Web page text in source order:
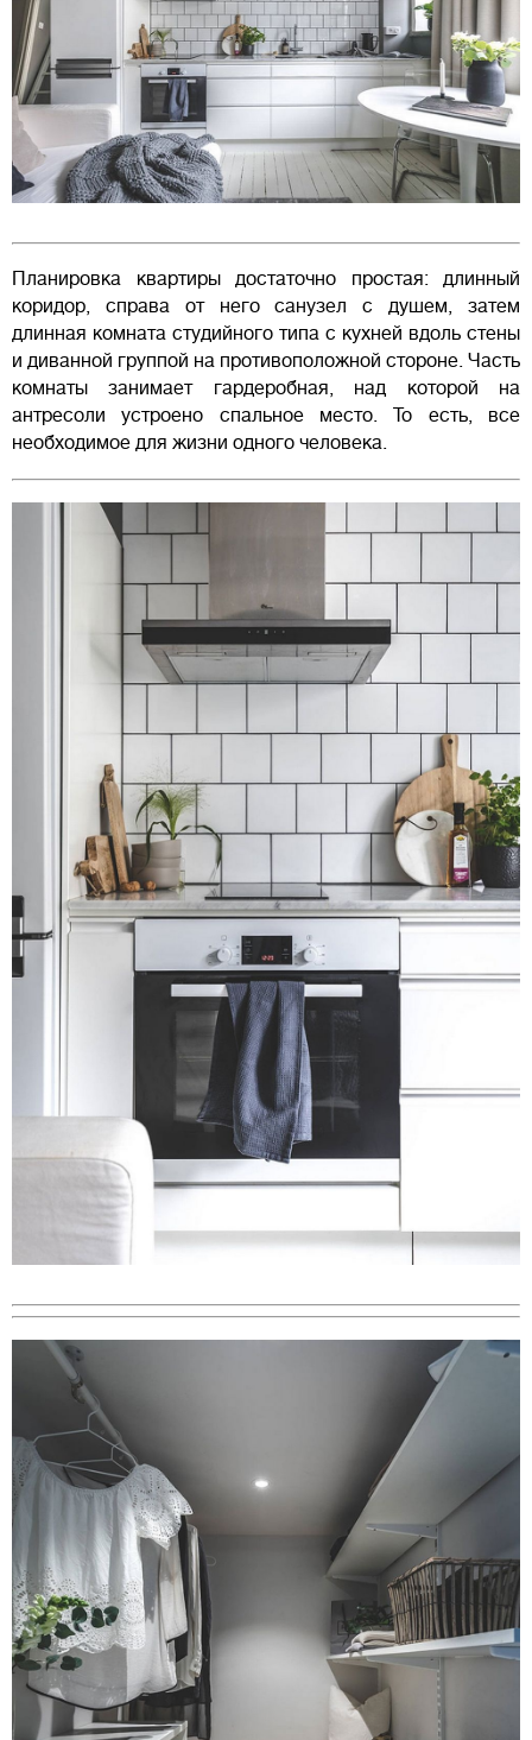
Планировка квартиры достаточно простая: длинный
коридор, справа от него санузел с душем, затем
длинная комната студийного типа с кухней вдоль стены
и диванной группой на противоположной стороне. Часть
комнаты занимает гардеробная, над которой на
антресоли устроено спальное место. То есть, все
необходимое для жизни одного человека.